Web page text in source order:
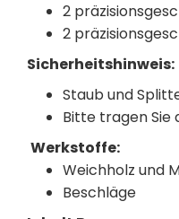
2
2
Sicherheitshinweis:
Staub und
Bitte tragen Sie
Werkstoffe:
Weichholz und
Beschläge